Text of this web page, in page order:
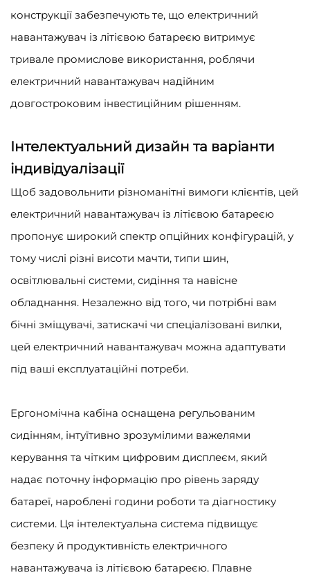
конструкції забезпечують те, що електричний
навантажувач із літієвою батареєю витримує
тривале промислове використання, роблячи
електричний навантажувач надійним
довгостроковим інвестиційним рішенням.
Інтелектуальний дизайн та варіанти
індивідуалізації
Щоб задовольнити різноманітні вимоги клієнтів, цей
електричний навантажувач із літієвою батареєю
пропонує широкий спектр опційних конфігурацій, у
тому числі різні висоти мачти, типи шин,
освітлювальні системи, сидіння та навісне
обладнання. Незалежно від того, чи потрібні вам
бічні зміщувачі, затискачі чи спеціалізовані вилки,
цей електричний навантажувач можна адаптувати
під ваші експлуатаційні потреби.
Ергономічна кабіна оснащена регульованим
сидінням, інтуїтивно зрозумілими важелями
керування та чітким цифровим дисплеєм, який
надає поточну інформацію про рівень заряду
батареї, нароблені години роботи та діагностику
системи. Ця інтелектуальна система підвищує
безпеку й продуктивність електричного
навантажувача із літієвою батареєю. Плавне